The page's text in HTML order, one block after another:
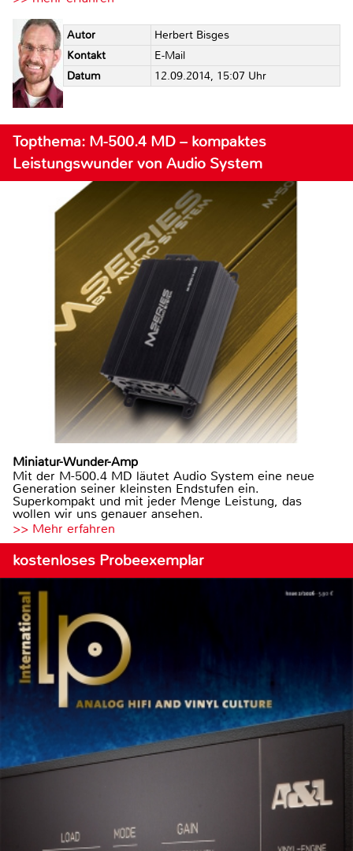
Autor
Herbert Bisges
Kontakt
E-Mail
Datum
12.09.2014, 15:07 Uhr
Topthema: M-500.4 MD – kompaktes
Leistungswunder von Audio System
Miniatur-Wunder-Amp
Mit der M-500.4 MD läutet Audio System eine neue
Generation seiner kleinsten Endstufen ein.
Superkompakt und mit jeder Menge Leistung, das
wollen wir uns genauer ansehen.
>> Mehr erfahren
kostenloses Probeexemplar